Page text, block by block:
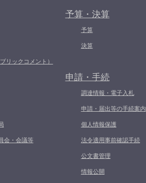
リックコメント）
会・会議等
予算・決算
予算
決算
申請・手続
調達情報・電子入札
申請・届出等の手続案内
個人情報保護
法令適用事前確認手続
公文書管理
情報公開